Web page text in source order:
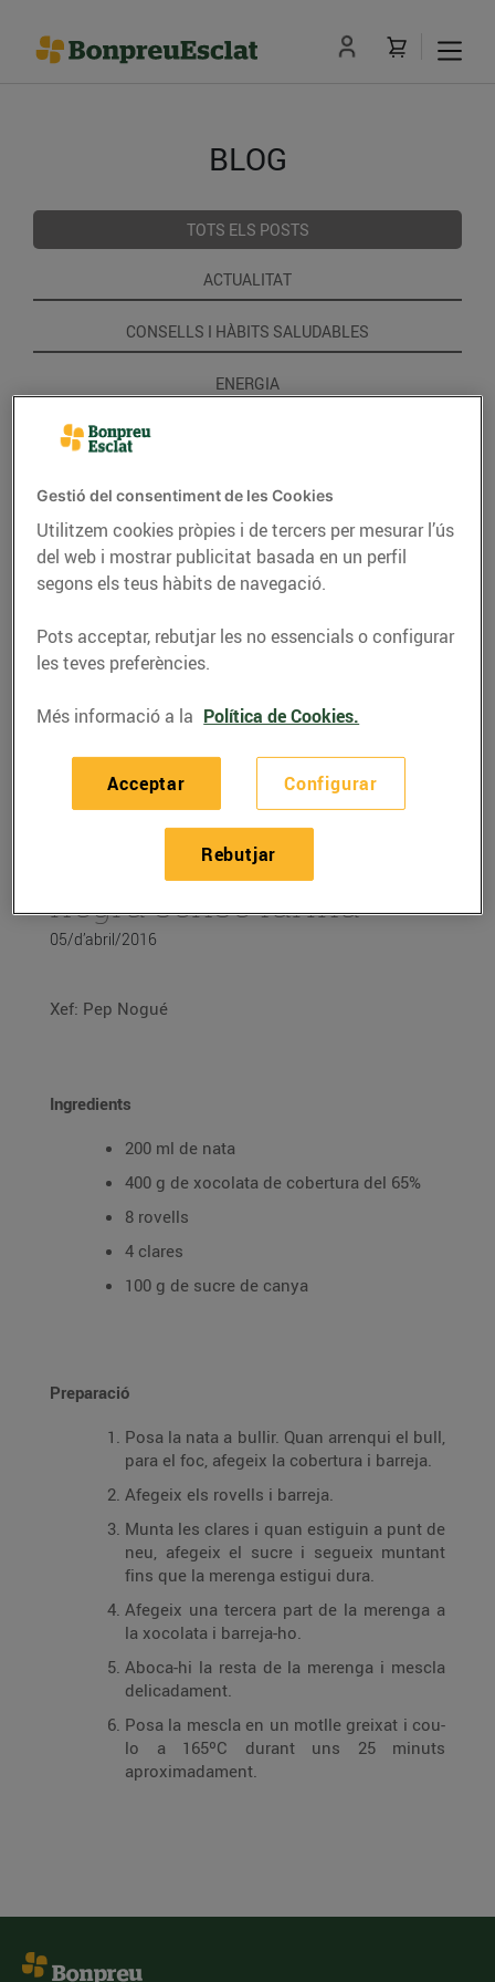
BLOG
TOTS ELS POSTS
ACTUALITAT
CONSELLS I HÀBITS SALUDABLES
ENERGIA
GASTRONOMIA I TRADICIONS
RECEPTES
RECEPTES
Pessic de xocolata
negra sense farina
05/d’abril/2016
Xef: Pep Nogué
Ingredients
200 ml de nata
400 g de xocolata de cobertura del 65%
8 rovells
4 clares
100 g de sucre de canya
Preparació
Posa la nata a bullir. Quan arrenqui el bull,
para el foc, afegeix la cobertura i barreja.
Afegeix els rovells i barreja.
Munta les clares i quan estiguin a punt de
neu, afegeix el sucre i segueix muntant
fins que la merenga estigui dura.
Afegeix una tercera part de la merenga a
la xocolata i barreja-ho.
Aboca-hi la resta de la merenga i mescla
delicadament.
Posa la mescla en un motlle greixat i cou-
lo a 165ºC durant uns 25 minuts
aproximadament.
Gestió del consentiment de les Cookies
Utilitzem cookies pròpies i de tercers per mesurar l’ús
del web i mostrar publicitat basada en un perfil
segons els teus hàbits de navegació.
Pots acceptar, rebutjar les no essencials o configurar
les teves preferències.
Més informació a la Política de Cookies.
Configurar
Rebutjar
Acceptar